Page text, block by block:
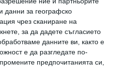
данни за географско
чрез сканиране на
за да дадете съгласието
данните ви, както е
е да разгледате по-
предпочитанията си,